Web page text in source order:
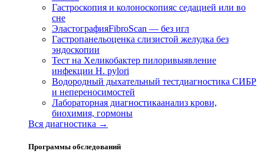
Гастроскопия и колоноскопияс седацией или во
сне
ЭластографияFibroScan — без игл
Гастропанельоценка слизистой желудка без
эндоскопии
Тест на Хеликобактер пилоривыявление
инфекции H. pylori
Водородный дыхательный тестдиагностика СИБР
и непереносимостей
Лабораторная диагностикаанализ крови,
биохимия, гормоны
Вся диагностика →
Программы обследований